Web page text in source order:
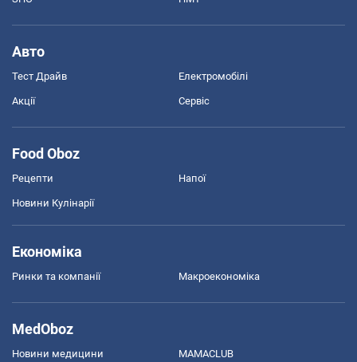
Авто
Тест Драйв Електромобілі
Акції Сервіс
Food Oboz
Рецепти Напої
Новини Кулінарії
Економіка
Ринки та компанії Макроекономіка
MedOboz
Новини медицини MAMACLUB